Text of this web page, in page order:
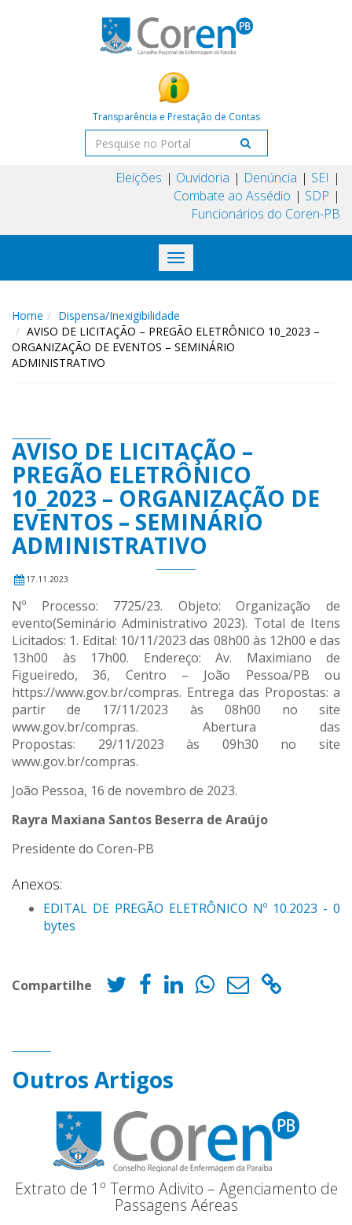
Transparência e Prestação de Contas
Eleições Ouvidoria Denúncia
SEI
Combate ao Assédio
SDP
Funcionários do Coren-PB
Toggle
navigation
Home
Dispensa/Inexigibilidade
AVISO DE LICITAÇÃO – PREGÃO ELETRÔNICO 10_2023 –
ORGANIZAÇÃO DE EVENTOS – SEMINÁRIO
ADMINISTRATIVO
AVISO DE LICITAÇÃO –
PREGÃO ELETRÔNICO
10_2023 – ORGANIZAÇÃO DE
EVENTOS – SEMINÁRIO
ADMINISTRATIVO
17.11.2023
Nº Processo: 7725/23. Objeto: Organização de
evento(Seminário Administrativo 2023). Total de Itens
Licitados: 1. Edital: 10/11/2023 das 08h00 às 12h00 e das
13h00 às 17h00. Endereço: Av. Maximiano de
Figueiredo, 36, Centro – João Pessoa/PB ou
https://www.gov.br/compras. Entrega das Propostas: a
partir de 17/11/2023 às 08h00 no site
www.gov.br/compras. Abertura das
Propostas: 29/11/2023 às 09h30 no site
www.gov.br/compras.
João Pessoa, 16 de novembro de 2023.
Rayra Maxiana Santos Beserra de Araújo
Presidente do Coren-PB
Anexos:
EDITAL DE PREGÃO ELETRÔNICO Nº 10.2023 - 0
bytes
Compartilhe
Outros Artigos
Extrato de 1º Termo Adivito – Agenciamento de
Passagens Aéreas